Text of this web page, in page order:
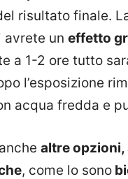
risultato finale.
avrete un effetto
a 1-2 ore tutto
l’esposizione
acqua fredda e
altre
, come lo sono